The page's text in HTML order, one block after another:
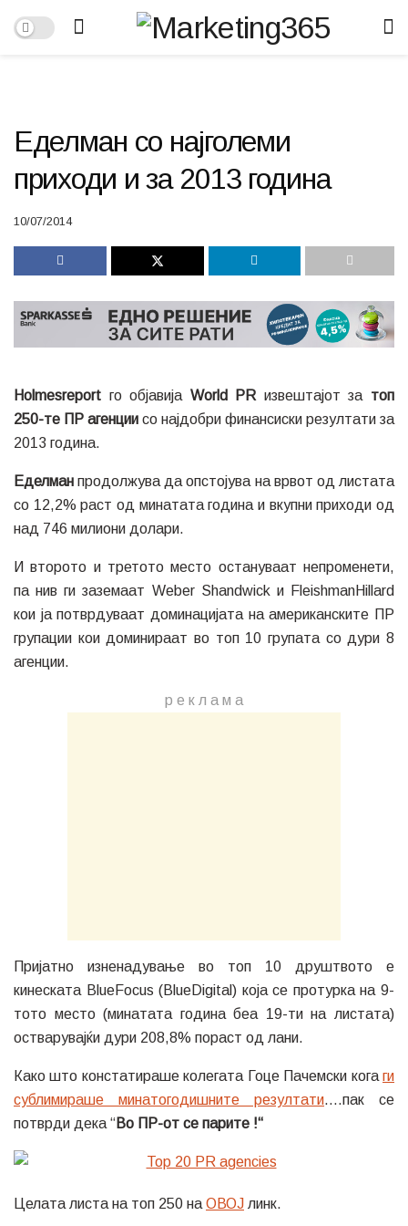
Еделман со најголеми
приходи и за 2013 година
10/07/2014
Holmesreport го објавија World PRизвештајот за топ
250-те ПР агенции со најдобри финансиски резултати за
2013 година.
Еделман продолжува да опстојува на врвот од листата
со 12,2% раст од минатата година и вкупни приходи од
над 746 милиони долари.
И второто и третото место остануваат непроменети,
па нив ги заземаат Weber Shandwick и FleishmanHillard
кои ја потврдуваат доминацијата на американските ПР
групации кои доминираат во топ 10 групата со дури 8
агенции.
р е к л а м a
Пријатно изненадување во топ 10 друштвото е
кинеската BlueFocus (BlueDigital) која се протурка на 9-
тото место (минатата година беа 19-ти на листата)
остварувајќи дури 208,8% пораст од лани.
Како што констатираше колегата Гоце Пачемски когаги
сублимираше минатогодишните резултати….пак се
потврди дека “Во ПР-от се парите !“
Целата листа на топ 250 наОВОЈ линк.